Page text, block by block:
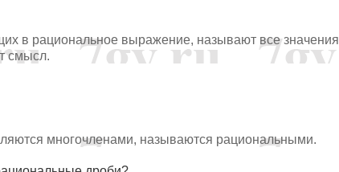
в рациональное выражение, называют все значения
смысл.
многочленами, называются рациональными.